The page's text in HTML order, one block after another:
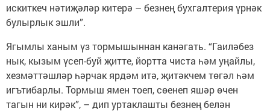
искиткеч нәтиҗәләр китерә – безнең бухгалтерия үрнәк
булырлык эшли”.
Ягымлы ханым үз тормышыннан канәгать. “Гаиләбез
нык, кызым үсеп-буй җитте, йортта чиста һәм уңайлы,
хезмәттәшләр һәрчак ярдәм итә, җитәкчем төгәл һәм
игътибарлы. Тормыш ямен тоеп, сөенеп яшәр өчен
тагын ни кирәк”, – дип уртак­лашты безнең белән